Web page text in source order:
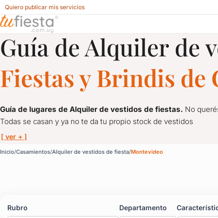
Quiero publicar mis servicios
Alquiler de vestidos de fiesta para Casamientos en
Guía de Alquiler de
Fiestas y Brindis de
Guía de lugares de Alquiler de vestidos de fiestas. No
Todas se casan y ya no te da tu propio stock de vestidos
[ ver + ]
Inicio Casamientos Alquiler de vestidos de fiesta Montevideo
Rubro Departamento
Alquiler de vestidos de
Aquí te traemos una buena opción para alquilarte el mejor